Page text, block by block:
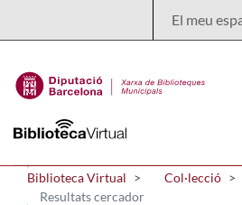
El meu
Biblioteca Virtual Col·lecció
Resultats cercador